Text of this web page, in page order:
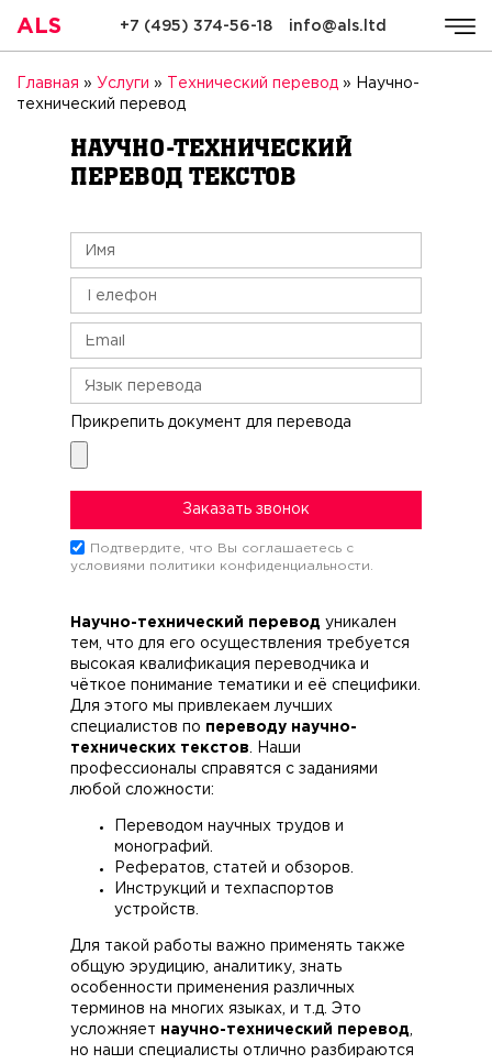
ALS
ALS Компания Услуги Стоимость
+7 (495) 374-56-18 info@als.ltd
Главная » Услуги » Технический перевод »
Научно-
технический перевод
Научно-технический
перевод текстов
Прикрепить документ для перевода
Заказать звонок
Подтвердите, что Вы соглашаетесь c
условиями политики конфиденциальности.
Научно-технический перевод уникален
тем, что для его осуществления требуется
высокая квалификация переводчика и
чёткое понимание тематики и её специфики.
Для этого мы привлекаем лучших
специалистов по переводу научно-
технических текстов . Наши
профессионалы справятся с заданиями
любой сложности:
Переводом научных трудов и
монографий.
Рефератов, статей и обзоров.
Инструкций и техпаспортов
устройств.
Для такой работы важно применять также
общую эрудицию, аналитику, знать
особенности применения различных
терминов на многих языках, и т.д. Это
усложняет научно-технический перевод
но наши специалисты отлично разбираются